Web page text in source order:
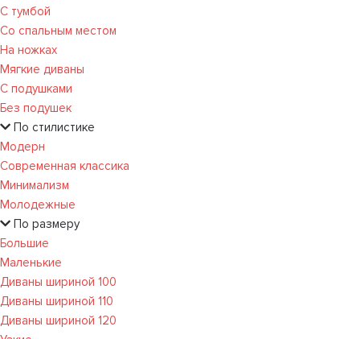
С тумбой
Со спальным местом
На ножках
Мягкие диваны
С подушками
Без подушек
По стилистике
Модерн
Современная классика
Минимализм
Молодежные
По размеру
Большие
Маленькие
Диваны шириной 100
Диваны шириной 110
Диваны шириной 120